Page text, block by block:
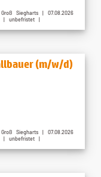
Siegharts | 07.08.2026
| unbefristet |
(m/w/d)
Siegharts | 07.08.2026
| unbefristet |